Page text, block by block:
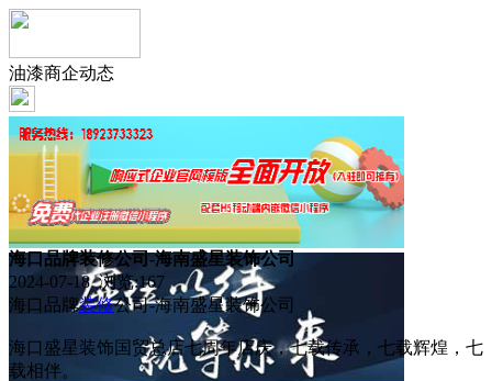
油漆商企动态
海口品牌装修公司-海南盛星装饰公司
2024-07-18 浏览:167
海口品牌装修公司-海南盛星装饰公司
海口盛星装饰国贸总店七周年店庆，七载传承，七载辉煌，七
载相伴。